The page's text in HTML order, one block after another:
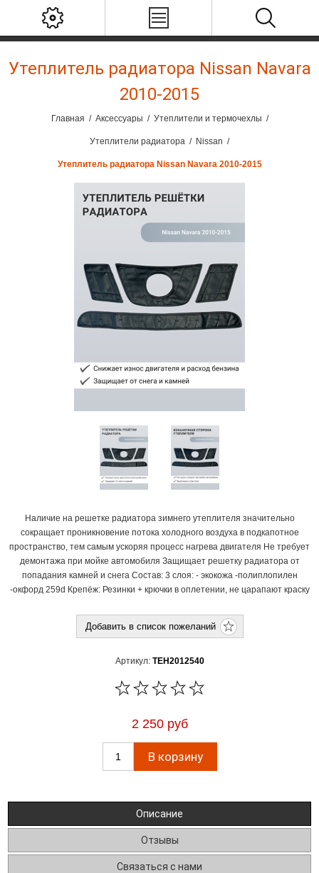
Утеплитель радиатора Nissan Navara
2010-2015
Главная / Аксессуары / Утеплители и термочехлы /
Утеплители радиатора / Nissan /
Утеплитель радиатора Nissan Navara 2010-2015
Наличие на решетке радиатора зимнего утеплителя значительно
сокращает проникновение потока холодного воздуха в подкапотное
пространство, тем самым ускоряя процесс нагрева двигателя Не требует
демонтажа при мойке автомобиля Защищает решетку радиатора от
попадания камней и снега Состав: 3 слоя: - экокожа -полиплопилен
-окфорд 259d Крепёж: Резинки + крючки в оплетении, не царапают краску
Артикул: TEH2012540
2 250 руб
Описание
Отзывы
Связаться с нами